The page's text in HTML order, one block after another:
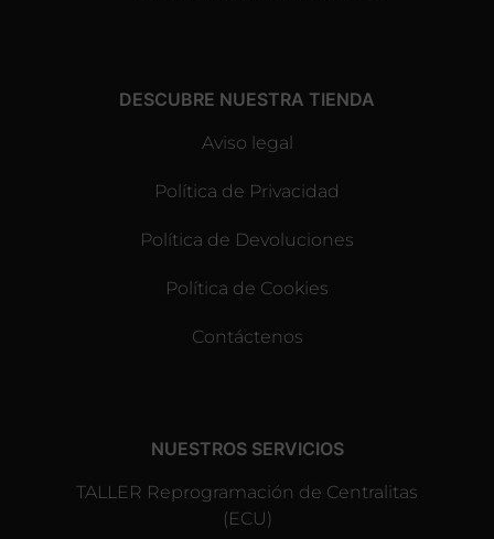
DESCUBRE NUESTRA TIENDA
Aviso legal
Política de Privacidad
Política de Devoluciones
Política de Cookies
Contáctenos
NUESTROS SERVICIOS
TALLER Reprogramación de Centralitas
(ECU)